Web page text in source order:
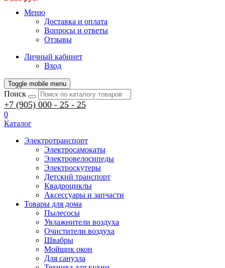
Меню
Доставка и оплата
Вопросы и ответы
Отзывы
Личный кабинет
Вход
Toggle mobile menu
Поиск
+7 (905) 000 - 25 - 25
0
Каталог
Электротранспорт
Электросамокаты
Электровелосипеды
Электроскутеры
Детский транспорт
Квадроциклы
Аксессуары и запчасти
Товары для дома
Пылесосы
Увлажнители воздуха
Очистители воздуха
Швабры
Мойщик окон
Для санузла